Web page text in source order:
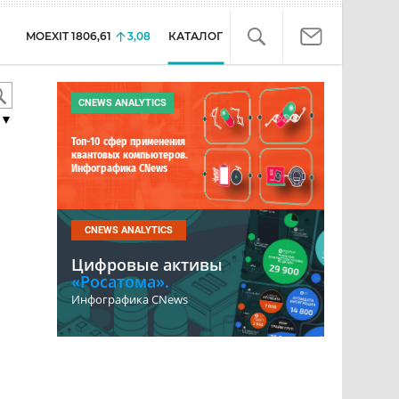
MOEXIT 1806,61 3,08 КАТАЛОГ
CNEWS ANALYTICS
Топ-10 сфер применения
квантовых компьютеров.
Инфографика CNews
CNEWS ANALYTICS
Цифровые активы
«Росатома».
Инфографика CNews